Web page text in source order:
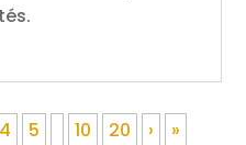
4 5 10 20 › »